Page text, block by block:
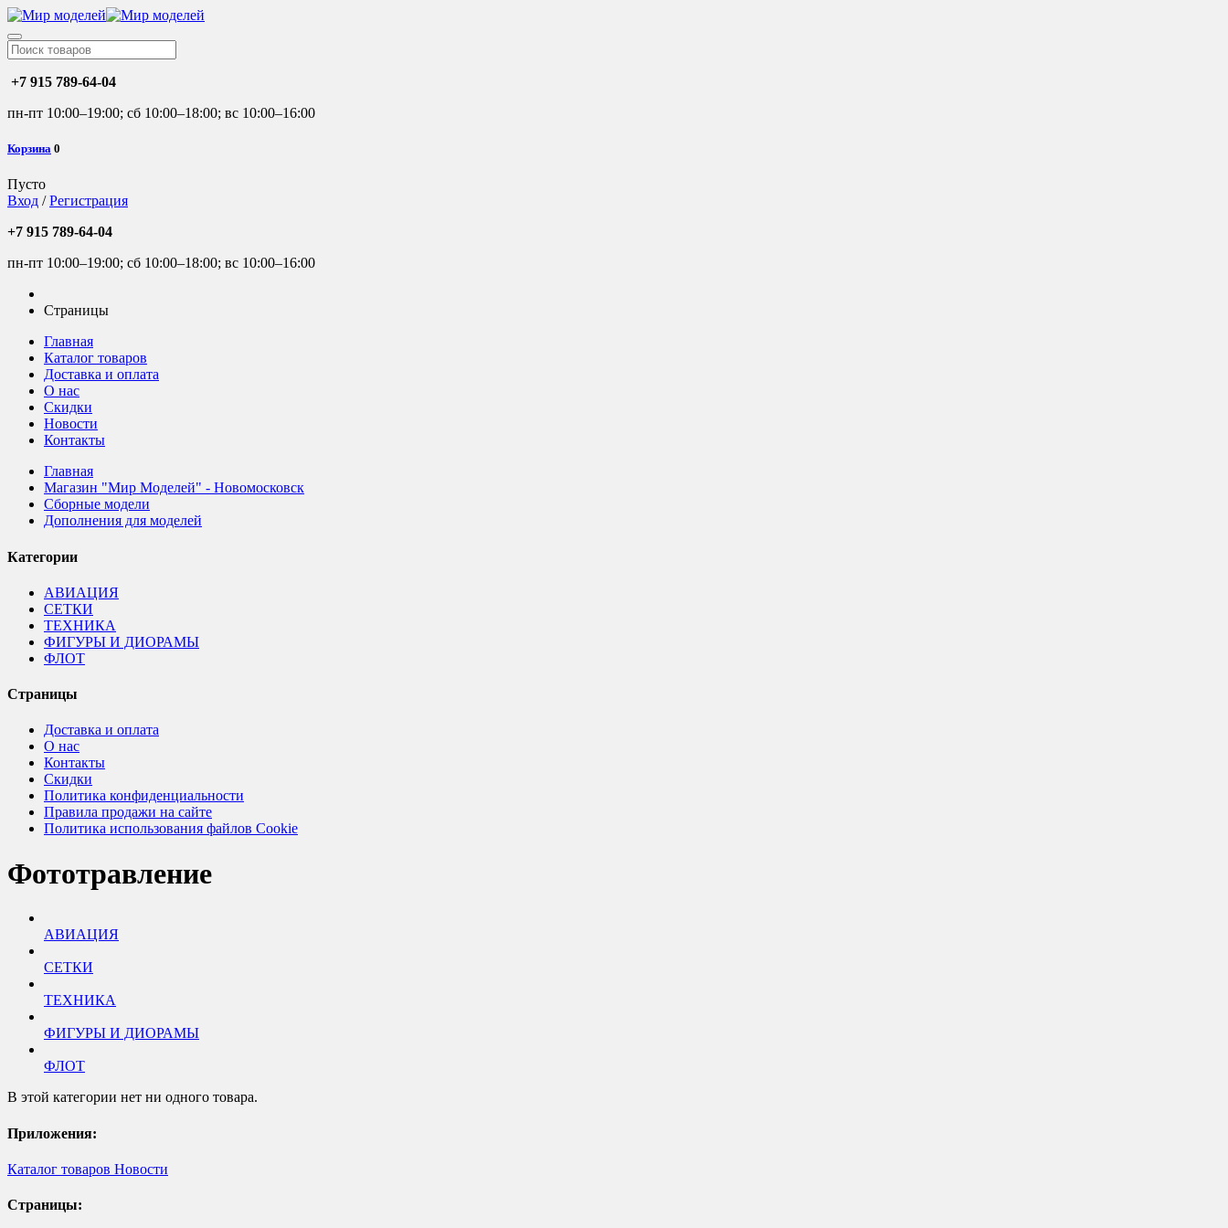
+7 915 789-64-04
пн-пт 10:00–19:00; сб 10:00–18:00; вс 10:00–16:00
Корзина 0
Пусто
Вход /Регистрация
+7 915 789-64-04
пн-пт 10:00–19:00; сб 10:00–18:00; вс 10:00–16:00
Страницы
Главная
Каталог товаров
Доставка и оплата
О нас
Скидки
Новости
Контакты
Главная
Магазин "Мир Моделей" - Новомосковск
Сборные модели
Дополнения для моделей
Категории
АВИАЦИЯ
СЕТКИ
ТЕХНИКА
ФИГУРЫ И ДИОРАМЫ
ФЛОТ
Страницы
Доставка и оплата
О нас
Контакты
Скидки
Политика конфиденциальности
Правила продажи на сайте
Политика использования файлов Cookie
Фототравление
АВИАЦИЯ
СЕТКИ
ТЕХНИКА
ФИГУРЫ И ДИОРАМЫ
ФЛОТ
В этой категории нет ни одного товара.
Приложения:
Каталог товаров Новости
Страницы: